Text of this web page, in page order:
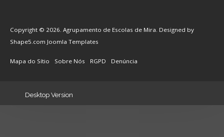
Copyright © 2026. Agrupamento de Escolas de Mira. Designed by
Shape5.com Joomla Templates
Mapa do Sítio Sobre Nós RGPD Denúncia
Desktop Version